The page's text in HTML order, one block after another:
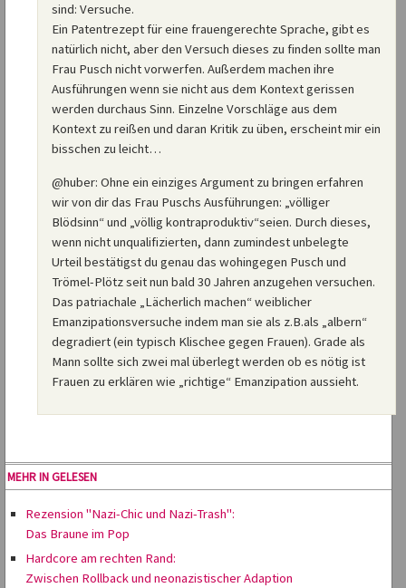
sind: Versuche.
Ein Patentrezept für eine frauengerechte Sprache, gibt es
natürlich nicht, aber den Versuch dieses zu finden sollte man
Frau Pusch nicht vorwerfen. Außerdem machen ihre
Ausführungen wenn sie nicht aus dem Kontext gerissen
werden durchaus Sinn. Einzelne Vorschläge aus dem
Kontext zu reißen und daran Kritik zu üben, erscheint mir ein
bisschen zu leicht…
@huber: Ohne ein einziges Argument zu bringen erfahren
wir von dir das Frau Puschs Ausführungen: „völliger
Blödsinn“ und „völlig kontraproduktiv“seien. Durch dieses,
wenn nicht unqualifizierten, dann zumindest unbelegte
Urteil bestätigst du genau das wohingegen Pusch und
Trömel-Plötz seit nun bald 30 Jahren anzugehen versuchen.
Das patriachale „Lächerlich machen“ weiblicher
Emanzipationsversuche indem man sie als z.B.als „albern“
degradiert (ein typisch Klischee gegen Frauen). Grade als
Mann sollte sich zwei mal überlegt werden ob es nötig ist
Frauen zu erklären wie „richtige“ Emanzipation aussieht.
MEHR IN GELESEN
Rezension "Nazi-Chic und Nazi-Trash":
Das Braune im Pop
Hardcore am rechten Rand:
Zwischen Rollback und neonazistischer Adaption